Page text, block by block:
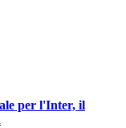
per l'Inter, il